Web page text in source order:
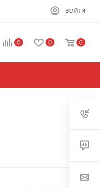
ВОЙТИ
0 0 0